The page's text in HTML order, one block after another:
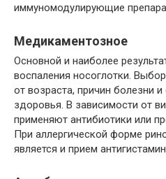
иммуномодулирующие
Медикаментозное
Основной и наиболее
воспаления носоглотки.
от возраста, причин болезни
здоровья. В зависимости от
применяют антибиотики или
При аллергической форме
является и прием